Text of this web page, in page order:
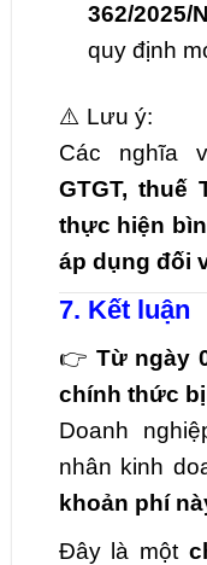
362/2025/
quy định
⚠️ Lưu ý:
Các nghĩa
GTGT, thuế
thực hiện
áp dụng đối
7. Kết luận
👉 Từ ngày
chính thức
Doanh
nhân kinh
khoản phí
Đây là một